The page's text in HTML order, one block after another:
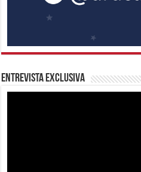
Entrevista Exclusiva